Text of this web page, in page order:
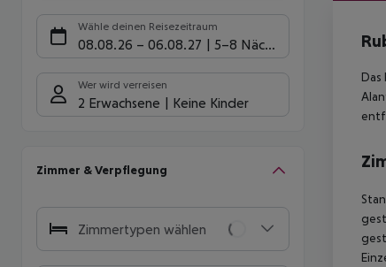
Wähle deinen Reisezeitraum
08.08.26 – 06.08.27 5-8 Nächte
Wer wird verreisen
2 Erwachsene Keine Kinder
Zimmer & Verpflegung
Zimmertypen wählen